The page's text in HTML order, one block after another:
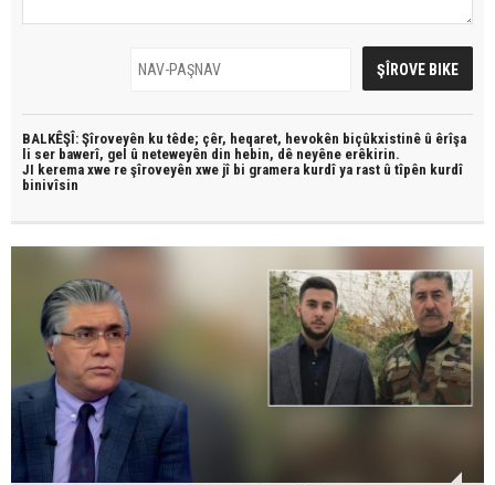
BALKÊŞÎ: Şîroveyên ku têde; çêr, heqaret, hevokên biçûkxistinê û êrîşa
li ser bawerî, gel û neteweyên din hebin, dê neyêne erêkirin.
JI kerema xwe re şîroveyên xwe jî bi gramera kurdî ya rast û tîpên kurdî
binivîsin